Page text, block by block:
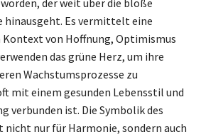
hinausgeht. Es vermittelt eine
von Hoffnung, Optimismus
das grüne Herz, um ihre
Wachstumsprozesse zu
mit einem gesunden Lebensstil und
verbunden ist. Die Symbolik des
nicht nur für Harmonie, sondern auch